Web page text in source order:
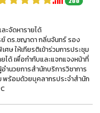
ะจัดหารายได้
ดร.ชญาดา กลิ่นจันทร์ รอง
ษ ให้เกียรติเข้าร่วมการประชุม
ได้ เพื่อกำกับและแจกแจงหน้าที่
ำนวยการสำนักบริการวิชาการ
พร้อมด้วยบุคลากรประจำสำนัก